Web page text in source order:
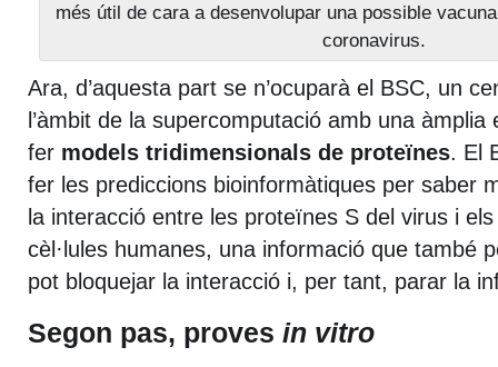
més útil de cara a desenvolupar una possible
coronavirus.
Ara, d’aquesta part se n’ocuparà el BSC, un
l’àmbit de la supercomputació amb una àmplia
fer models tridimensionals de proteïnes. El
fer les prediccions bioinformàtiques per saber
la interacció entre les proteïnes S del virus i
cèl·lules humanes, una informació que també
pot bloquejar la interacció i, per tant, parar la
Segon pas, proves in vitro